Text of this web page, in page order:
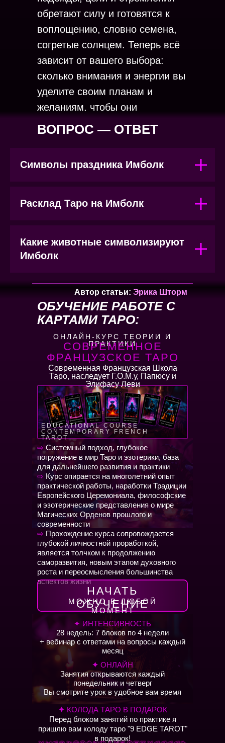
обретают силу и готовятся к
воплощению, словно семена,
согретые солнцем. Теперь всё
зависит от вашего выбора:
сколько внимания и энергии вы
уделите своим планам и
желаниям, чтобы они
воплотились в жизнь.
ВОПРОС — ОТВЕТ
Символы праздника Имболк
Расклад Таро на Имболк
Какие животные символизируют
Имболк
Автор статьи: Эрика Шторм
ОНЛАЙН-КУРС ТЕОРИИ И
ПРАКТИКИ
⇨ Системный подход, глубокое
погружение в мир Таро и эзотерики, база
для дальнейшего развития и практики
⇨ Курс опирается на многолетний опыт
практической работы, наработки Традиции
Европейского Церемониала, философские
и эзотерические представления о мире
Магических Орденов прошлого и
современности
⇨ Прохождение курса сопровождается
глубокой личностной проработкой,
является толчком к продолжению
саморазвития, новым этапом духовного
роста и переосмысления большинства
аспектов жизни
СОВРЕМЕННОЕ
ФРАНЦУЗСКОЕ ТАРО
✦ ИНТЕНСИВНОСТЬ
28 недель: 7 блоков по 4 недели
+ вебинар с ответами на вопросы каждый
месяц
✦ ОНЛАЙН
Занятия открываются каждый
понедельник и четверг
Вы смотрите урок в удобное вам время
✦ КОЛОДА ТАРО В ПОДАРОК
Перед блоком занятий по практике я
пришлю вам колоду таро "9 EDGE TAROT"
в подарок!
Современная Французская Школа
Таро, наследует Г.О.М.у, Папюсу и
Элифасу Леви
CONTEMPORARY FRENCH
TAROT
EDUCATIONAL COURSE
НАЧАТЬ
ОБУЧЕНИЕ
МОЖНО В ЛЮБОЙ
МОМЕНТ
ОБУЧЕНИЕ РАБОТЕ С
КАРТАМИ ТАРО: